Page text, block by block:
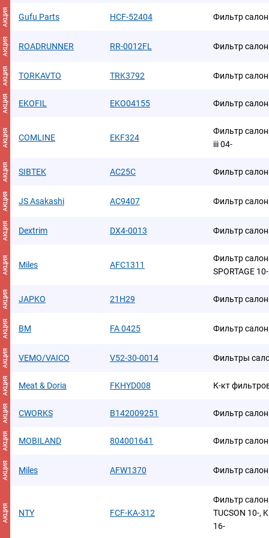
АКЦИЯ Gufu Parts HCF-52404 Фильтр
АКЦИЯ ROADRUNNER RR-0012FL Фильтр
АКЦИЯ TORKAVTO TRK3792 Фильтр
АКЦИЯ EKOFIL EKO04155 Фильтр
АКЦИЯ COMLINE EKF324
Фильтр
iii 04-
АКЦИЯ SIBTEK AC25C Фильтр
АКЦИЯ JS Asakashi AC9407 Фильтр
АКЦИЯ Dextrim DX4-0013 Фильтр
АКЦИЯ Miles AFC1311
Фильтр
SPORTAGE
АКЦИЯ JAPKO 21H29 Фильтр
АКЦИЯ BM FA 0425 Фильтр
АКЦИЯ VEMO/VAICO V52-30-0014 Фильтры
АКЦИЯ Meat & Doria FKHYD008 К-кт
АКЦИЯ CWORKS B142009251 Фильтр
АКЦИЯ MOBILAND 804001641 Фильтр
АКЦИЯ Miles AFW1370 Фильтр
АКЦИЯ NTY FCF-KA-312
Фильтр
TUCSON 10-,
16-